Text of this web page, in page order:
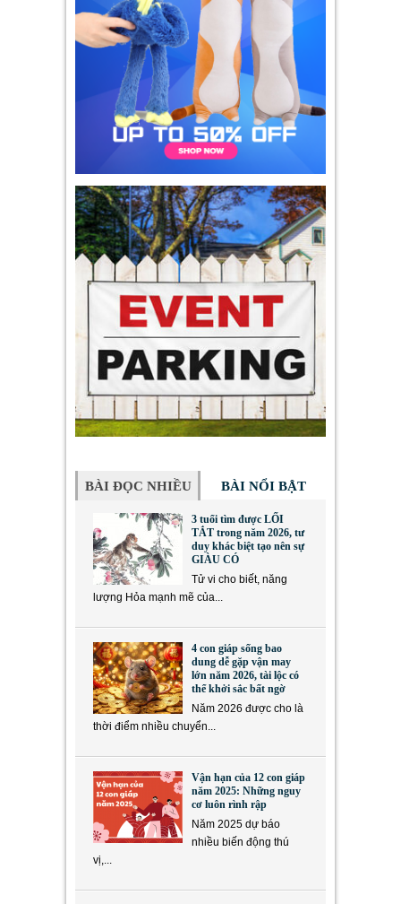
BÀI ĐỌC NHIỀU BÀI NỔI BẬT
3 tuổi tìm được LỐI
TẮT trong năm 2026, tư
duy khác biệt tạo nên sự
GIÀU CÓ
Tử vi cho biết, năng
lượng Hỏa mạnh mẽ của...
4 con giáp sống bao
dung dễ gặp vận may
lớn năm 2026, tài lộc có
thể khởi sắc bất ngờ
Năm 2026 được cho là
thời điểm nhiều chuyển...
Vận hạn của 12 con giáp
năm 2025: Những nguy
cơ luôn rình rập
Năm 2025 dự báo
nhiều biến động thú
vị,...